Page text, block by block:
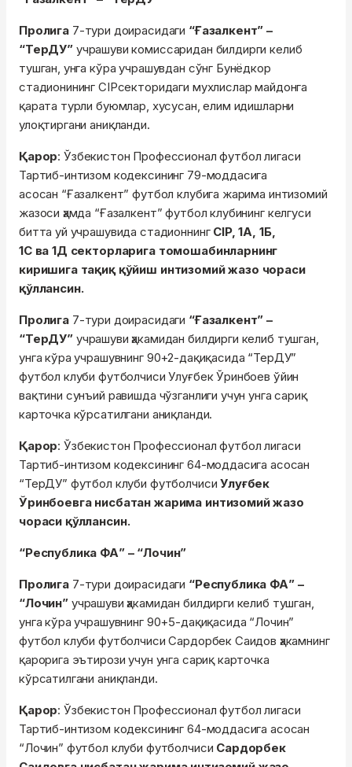
Пролига 7-тури доирасидаги “Ғазалкент” –
“ТерДУ”учрашуви комиссаридан билдирги келиб
тушган, унга кўра учрашувдан сўнг Бунёдкор
стадионининг CIPсекторидаги мухлислар майдонга
қарата турли буюмлар, хусусан, елим идишларни
улоқтиргани аниқланди.
Қарор: Ўзбекистон Профессионал футбол лигаси
Тартиб-интизом кодексининг 79-моддасига
асосан “Ғазалкент” футбол клубига жарима интизомий
жазоси ҳамда “Ғазалкент” футбол клубининг келгуси
битта уй учрашувида стадионнинг CIP, 1А, 1Б,
1C ва 1Д секторларига томошабинларнинг
киришига тақиқ қўйиш интизомий жазо чораси
қўллансин.
Пролига 7-тури доирасидаги “Ғазалкент” –
“ТерДУ”учрашуви ҳакамидан билдирги келиб тушган,
унга кўра учрашувнинг 90+2-дақиқасида “ТерДУ”
футбол клуби футболчиси Улуғбек Ўринбоев ўйин
вақтини сунъий равишда чўзганлиги учун унга сариқ
карточка кўрсатилгани аниқланди.
Қарор: Ўзбекистон Профессионал футбол лигаси
Тартиб-интизом кодексининг 64-моддасига асосан
“ТерДУ” футбол клуби футболчисиУлуғбек
Ўринбоевга нисбатан жарима интизомий жазо
чораси қўллансин.
“Республика ФА” – “Лочин”
Пролига 7-тури доирасидаги “Республика ФА” –
“Лочин”учрашуви ҳакамидан билдирги келиб тушган,
унга кўра учрашувнинг 90+5-дақиқасида “Лочин”
футбол клуби футболчиси Сардорбек Саидов ҳакамнинг
қарорига эътирози учун унга сариқ карточка
кўрсатилгани аниқланди.
Қарор: Ўзбекистон Профессионал футбол лигаси
Тартиб-интизом кодексининг 64-моддасига асосан
“Лочин” футбол клуби футболчиси Сардорбек